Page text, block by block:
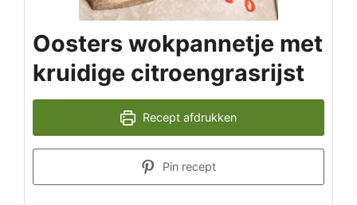
Oosters wokpannetje met
kruidige citroengrasrijst
Recept afdrukken
Pin recept